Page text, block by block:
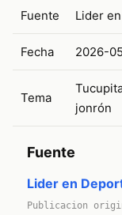
Fuente Lider
Fecha 2026-
Tema
jonrón
Fuente
Lider en
Publicacion